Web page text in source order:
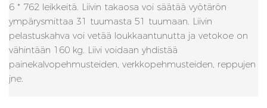
6 * 762 leikkeitä. Liivin takaosa voi säätää vyötärön
ympärysmittaa 31 tuumasta 51 tuumaan. Liivin
pelastuskahva voi vetää loukkaantunutta ja vetokoe on
vähintään 160 kg. Liivi voidaan yhdistää
painekalvopehmusteiden, verkkopehmusteiden, reppujen
jne.